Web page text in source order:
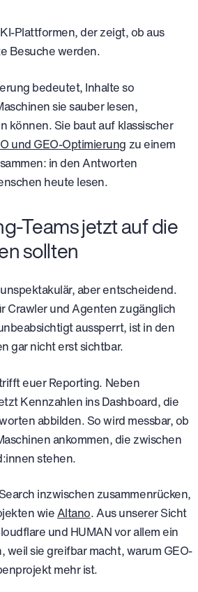
Plattformen, der zeigt, ob aus
Besuche werden.
bedeutet, Inhalte so
sie sauber lesen,
können. Sie baut auf klassischer
und GEO-Optimierung zu einem
in den Antworten
heute lesen.
Teams jetzt auf die
sollten
aber entscheidend.
Crawler und Agenten zugänglich
aussperrt, ist in den
gar nicht erst sichtbar.
euer Reporting. Neben
Kennzahlen ins Dashboard, die
abbilden. So wird messbar, ob
ankommen, die zwischen
stehen.
inzwischen zusammenrücken,
wieAltano. Aus unserer Sicht
und HUMAN vor allem ein
weil sie greifbar macht, warum GEO-
mehr ist.